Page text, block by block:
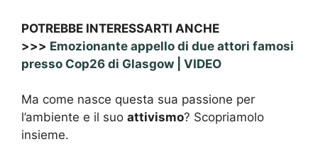
POTREBBE INTERESSARTI ANCHE
>>> Emozionante appello di due attori famosi
presso Cop26 di Glasgow | VIDEO
Ma come nasce questa sua passione per
l’ambiente e il suo attivismo? Scopriamolo
insieme.